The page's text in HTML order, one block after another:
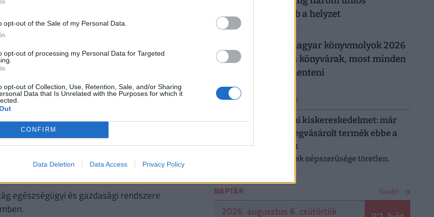
opt-out of the Sale of my Personal Data.
opt-out of processing my Personal Data for Targeted
opt-out of Collection, Use, Retention, Sale, and/or Sharing
Data that Is Unrelated with the Purposes for which it
CONFIRM
Data Deletion Data Access Privacy Policy
kritikus jelentőségű a gyors,
reagálás.
egészségügyi miniszterek elfogadták
egészségbiztonság megerősítése a WHO
vészhelyzetek tanulságaira épül,
is magában foglal, többek között:
vonatkozó iránymutatásokat,
modelleket.
egészségügyi és gazdasági rendszere
országban rosszabb a helyzet
Így trükköznek a magyar könyvmolyok 2026
nyarán: elszálltak a könyvárak, most minden
forintot meg kell menteni
ERRŐL NE MARADJ LE!
Letarolták az európai kiskereskedelmet: már
minden második megvásárolt termék ebbe a
kategóriába tartozik
A saját márkás termékek népszerűsége töretlen.
NAPTÁR Tovább
2026. augusztus 6. csütörtök